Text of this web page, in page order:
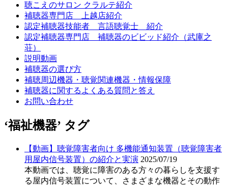
聴こえのサロン クラルテ紹介
補聴器専門店 上越店紹介
認定補聴器技能者 言語聴覚士 紹介
認定補聴器専門店 補聴器のビビッド紹介（武庫之
荘）
説明動画
補聴器の選び方
補聴周辺機器・聴覚関連機器・情報保障
補聴器に関するよくある質問と答え
お問い合わせ
‘福祉機器’ タグ
【動画】聴覚障害者向け 多機能通知装置（聴覚障害者
用屋内信号装置）の紹介と実演 2025/07/19
本動画では、聴覚に障害のある方々の暮らしを支援す
る屋内信号装置について、さまざまな機器とその動作